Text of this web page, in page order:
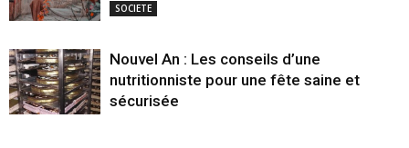
SOCIETE
Nouvel An : Les conseils d’une
nutritionniste pour une fête saine et
sécurisée